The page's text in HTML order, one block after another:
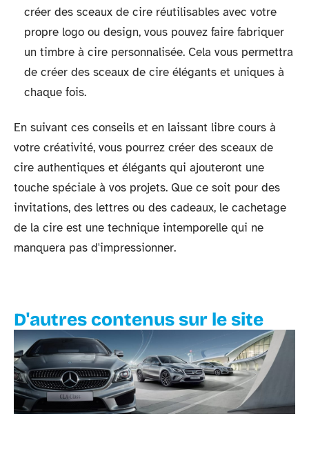
créer des sceaux de cire réutilisables avec votre
propre logo ou design, vous pouvez faire fabriquer
un timbre à cire personnalisée. Cela vous permettra
de créer des sceaux de cire élégants et uniques à
chaque fois.
En suivant ces conseils et en laissant libre cours à
votre créativité, vous pourrez créer des sceaux de
cire authentiques et élégants qui ajouteront une
touche spéciale à vos projets. Que ce soit pour des
invitations, des lettres ou des cadeaux, le cachetage
de la cire est une technique intemporelle qui ne
manquera pas d'impressionner.
D'autres contenus sur le site